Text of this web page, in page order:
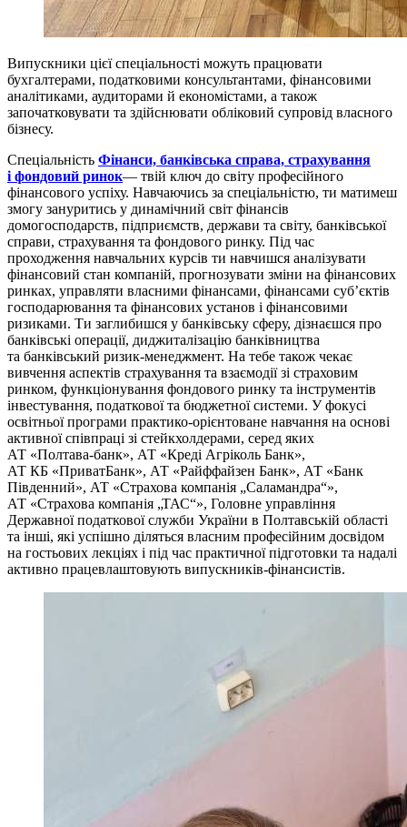
Випускники цієї спеціальності можуть працювати
бухгалтерами, податковими консультантами, фінансовими
аналітиками, аудиторами й економістами, а також
започатковувати та здійснювати обліковий супровід власного
бізнесу.
Спеціальність Фінанси, банківська справа, страхування
і фондовий ринок— твій ключ до світу професійного
фінансового успіху. Навчаючись за спеціальністю, ти матимеш
змогу зануритись у динамічний світ фінансів
домогосподарств, підприємств, держави та світу, банківської
справи, страхування та фондового ринку. Під час
проходження навчальних курсів ти навчишся аналізувати
фінансовий стан компаній, прогнозувати зміни на фінансових
ринках, управляти власними фінансами, фінансами суб’єктів
господарювання та фінансових установ і фінансовими
ризиками. Ти заглибишся у банківську сферу, дізнаєшся про
банківські операції, диджиталізацію банківництва
та банківський ризик-менеджмент. На тебе також чекає
вивчення аспектів страхування та взаємодії зі страховим
ринком, функціонування фондового ринку та інструментів
інвестування, податкової та бюджетної системи. У фокусі
освітньої програми практико-орієнтоване навчання на основі
активної співпраці зі стейкхолдерами, серед яких
АТ «Полтава-банк», АТ «Креді Агріколь Банк»,
АТ КБ «ПриватБанк», АТ «Райффайзен Банк», АТ «Банк
Південний», АТ «Страхова компанія „Саламандра“»,
АТ «Страхова компанія „ТАС“», Головне управління
Державної податкової служби України в Полтавській області
та інші, які успішно діляться власним професійним досвідом
на гостьових лекціях і під час практичної підготовки та надалі
активно працевлаштовують випускників-фінансистів.